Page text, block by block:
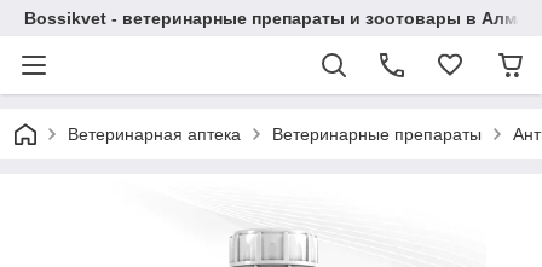
Bossikvet - ветеринарные препараты и зоотовары в
Ветеринарная аптека Ветеринарные препараты